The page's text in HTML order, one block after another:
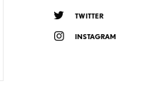
TWITTER
INSTAGRAM